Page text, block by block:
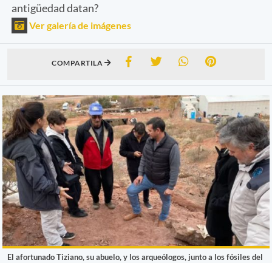
antigüedad datan?
Ver galería de imágenes
COMPARTILA
El afortunado Tiziano, su abuelo, y los arqueólogos, junto a los fósiles del